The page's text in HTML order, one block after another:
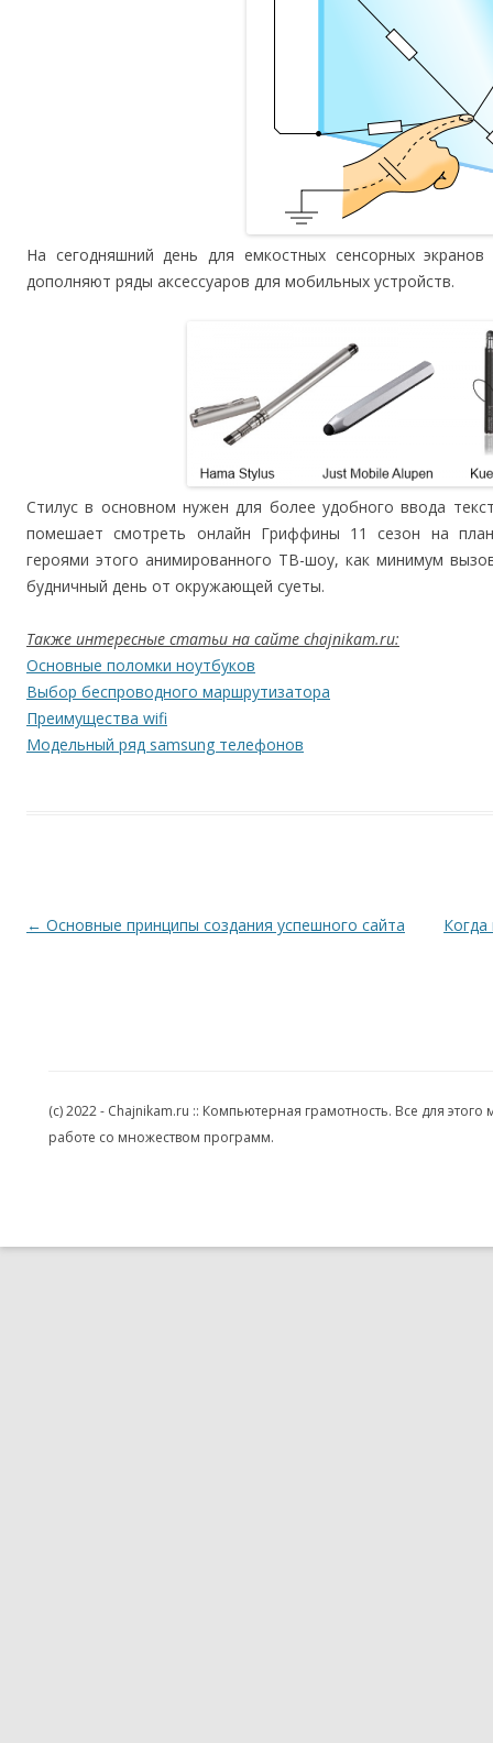
На сегодняшний день для емкостных сенсорных
дополняют ряды аксессуаров для мобильных устройств.
Стилус в основном нужен для более удобного ввода
помешает смотреть онлайн Гриффины 11 сезон на
героями этого анимированного ТВ-шоу, как минимум
будничный день от окружающей суеты.
Также интересные статьи на сайте chajnikam.ru:
Основные поломки ноутбуков
Выбор беспроводного маршрутизатора
Преимущества wifi
Модельный ряд samsung телефонов
Навигация по записям
← Основные принципы создания успешного сайта Когда
(c) 2022 - Chajnikam.ru :: Компьютерная грамотность. Все для
работе со множеством программ.